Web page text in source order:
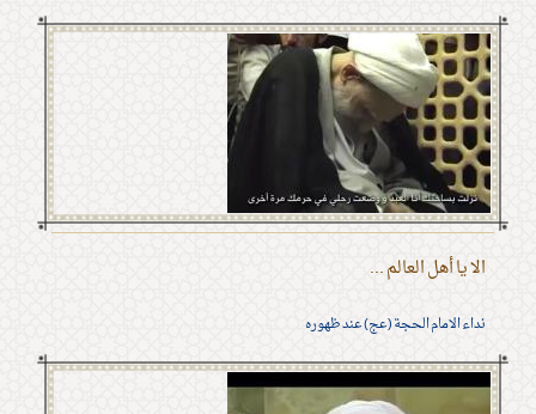
الا يا أهل العالم ...
نداء الامام الحجة (عج) عند ظهوره